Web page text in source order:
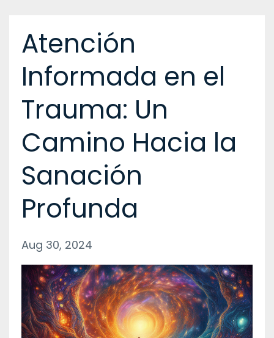
Atención
Informada en el
Trauma: Un
Camino Hacia la
Sanación
Profunda
Aug 30, 2024